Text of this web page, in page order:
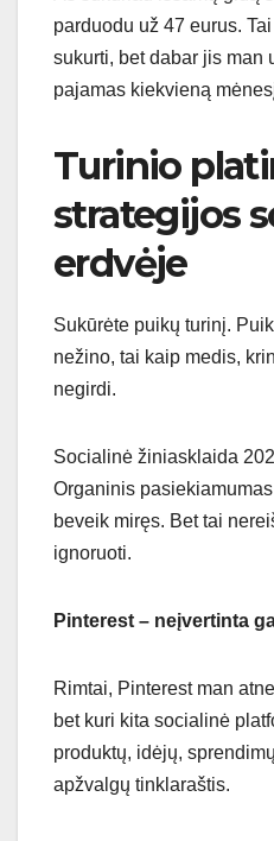
parduodu už 47 eurus.
sukurti, bet dabar jis man
pajamas kiekvieną
Turinio
strategijos
erdvėje
Sukūrėte puikų turinį.
nežino, tai kaip medis,
negirdi.
Socialinė žiniasklaida
Organinis
beveik miręs. Bet tai
ignoruoti.
Pinterest – neįvertinta
Rimtai, Pinterest man
bet kuri kita socialinė
produktų, idėjų,
apžvalgų tinklaraštis.